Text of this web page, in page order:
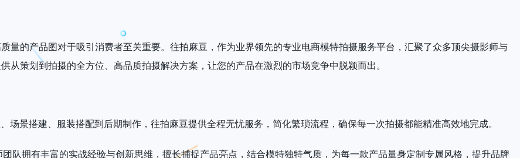
量的产品图对于吸引消费者至关重要。往拍麻豆，作为业界领先的专业电商模特拍摄服务平台，汇聚了众多顶尖摄影师与
从策划到拍摄的全方位、高品质拍摄解决方案，让您的产品在激烈的市场竞争中脱颖而出。
场景搭建、服装搭配到后期制作，往拍麻豆提供全程无忧服务，简化繁琐流程，确保每一次拍摄都能精准高效地完成。
队拥有丰富的实战经验与创新思维，擅长捕捉产品亮点，结合模特独特气质，为每一款产品量身定制专属风格，提升品牌